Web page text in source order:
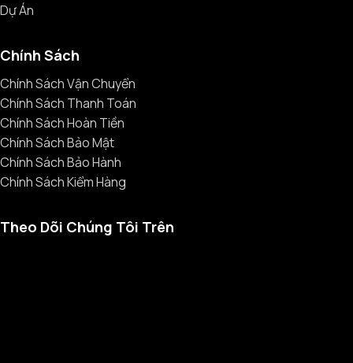
Dự Án
Chính Sách
Chính Sách Vận Chuyển
Chính Sách Thanh Toán
Chính Sách Hoàn Tiền
Chính Sách Bảo Mật
Chính Sách Bảo Hành
Chính Sách Kiểm Hàng
Theo Dõi Chúng Tôi Trên